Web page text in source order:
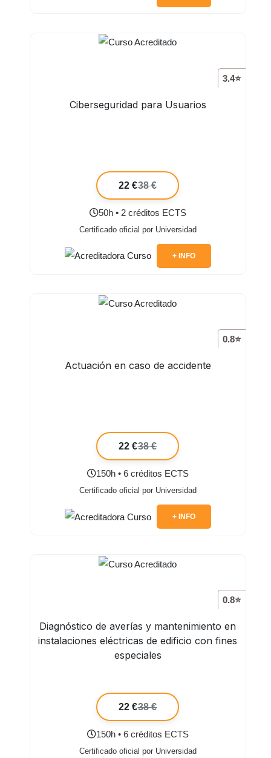
3.4⭐
Ciberseguridad para Usuarios
22 €38 €
50h • 2 créditos ECTS
Certificado oficial por Universidad
+ INFO
0.8⭐
Actuación en caso de accidente
22 €38 €
150h • 6 créditos ECTS
Certificado oficial por Universidad
+ INFO
0.8⭐
Diagnóstico de averías y mantenimiento en
instalaciones eléctricas de edificio con fines
especiales
22 €38 €
150h • 6 créditos ECTS
Certificado oficial por Universidad